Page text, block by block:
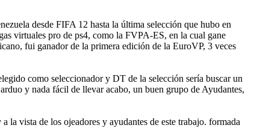
desde FIFA 12 hasta la última selección que hubo en
virtuales pro de ps4, como la FVPA-ES, en la cual gane
fui ganador de la primera edición de la EuroVP, 3 veces
como seleccionador y DT de la selección sería buscar un
y nada fácil de llevar acabo, un buen grupo de Ayudantes,
la vista de los ojeadores y ayudantes de este trabajo. formada